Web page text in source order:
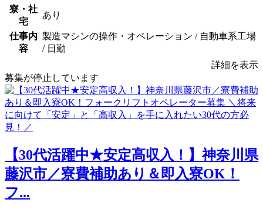
寮・社
宅
あり
仕事内
容
製造マシンの操作・オペレーション / 自動車系工場
/ 日勤
詳細を表示
募集が停止しています
【30代活躍中★安定高収入！】神奈川県
藤沢市／寮費補助あり＆即入寮OK！
フ...